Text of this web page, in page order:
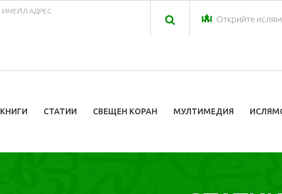
ИМЕЙЛ АДРЕС
Открийте
КНИГИ СТАТИИ СВЕЩЕН КОРАН МУЛТИМЕДИЯ